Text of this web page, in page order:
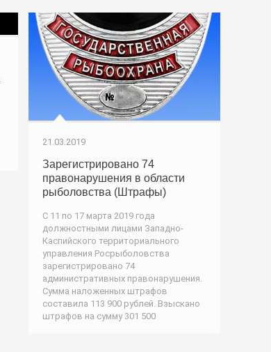
21.03.2019
Зарегистрировано 74
правонарушения в области
рыболовства (Штрафы)
C 11 по 17 марта 2019 года
должностными лицами Западно-
Каспийского территориального
управления Росрыболовства
зарегистрировано 74
административных правонарушения.
Сумма наложенных штрафов
составила 113 900 рублей. Взыскано
штрафов на сумму 301 500